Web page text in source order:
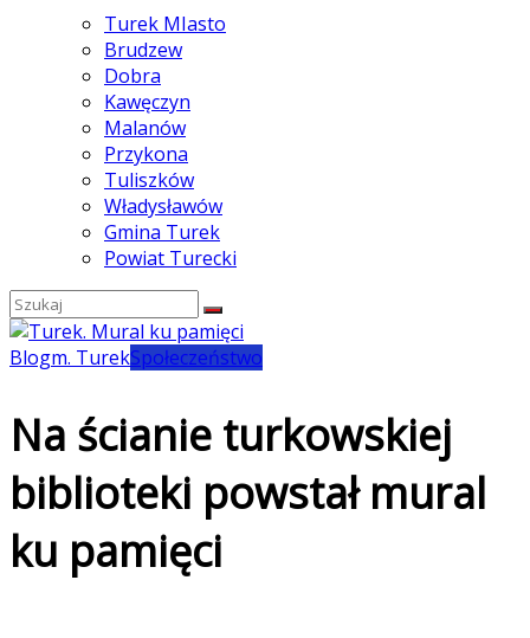
Turek MIasto
Brudzew
Dobra
Kawęczyn
Malanów
Przykona
Tuliszków
Władysławów
Gmina Turek
Powiat Turecki
Blogm. TurekSpołeczeństwo
Na ścianie turkowskiej
biblioteki powstał mural
ku pamięci